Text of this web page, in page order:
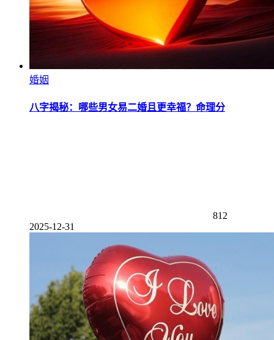
婚姻
八字揭秘：哪些男女易二婚且更幸福？命理分
812
2025-12-31